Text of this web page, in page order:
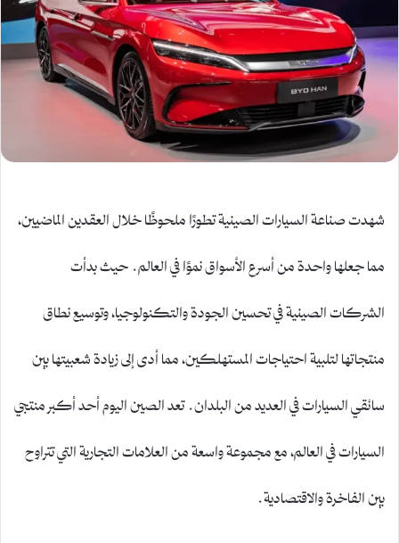
شهدت صناعة السيارات الصينية تطورًا ملحوظًا خلال العقدين الماضيين،
مما جعلها واحدة من أسرع الأسواق نموًا في العالم. حيث بدأت
الشركات الصينية في تحسين الجودة والتكنولوجيا، وتوسيع نطاق
منتجاتها لتلبية احتياجات المستهلكين، مما أدى إلى زيادة شعبيتها بين
سائقي السيارات في العديد من البلدان. تعد الصين اليوم أحد أكبر منتجي
السيارات في العالم، مع مجموعة واسعة من العلامات التجارية التي تتراوح
بين الفاخرة والاقتصادية.